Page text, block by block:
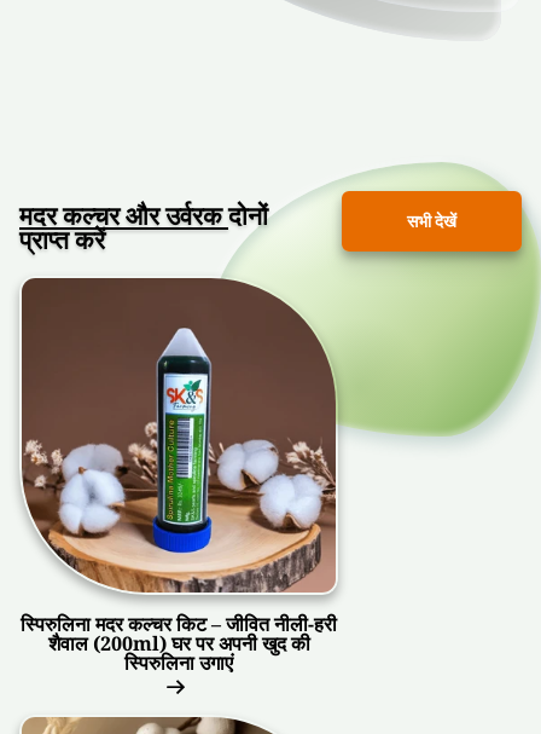
मदर कल्चर और उर्वरकदोनों
प्राप्त करें
सभी देखें
स्पिरुलिना मदर कल्चर किट – जीवित नीली-हरी
शैवाल (200ml) घर पर अपनी खुद की
स्पिरुलिना उगाएं